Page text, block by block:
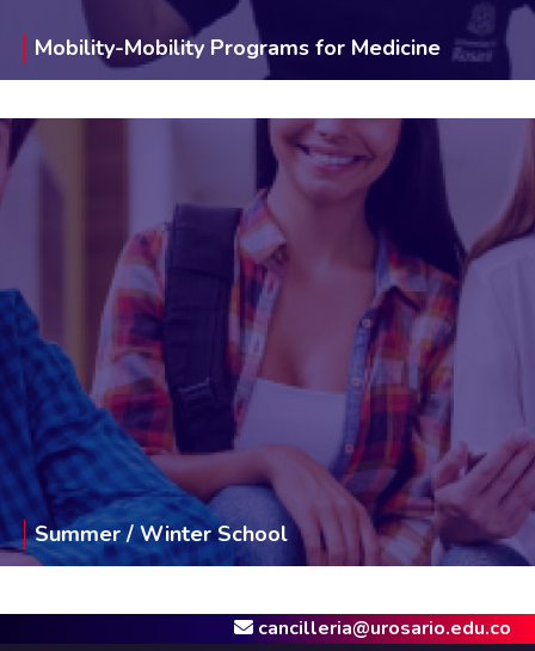
Mobility-Mobility Programs for Medicine
Summer / Winter School
cancilleria@urosario.edu.co